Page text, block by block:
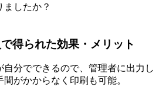
ましたか？
得られた効果・メリット
自分でできるので、管理者に出力し
がかからなく印刷も可能。